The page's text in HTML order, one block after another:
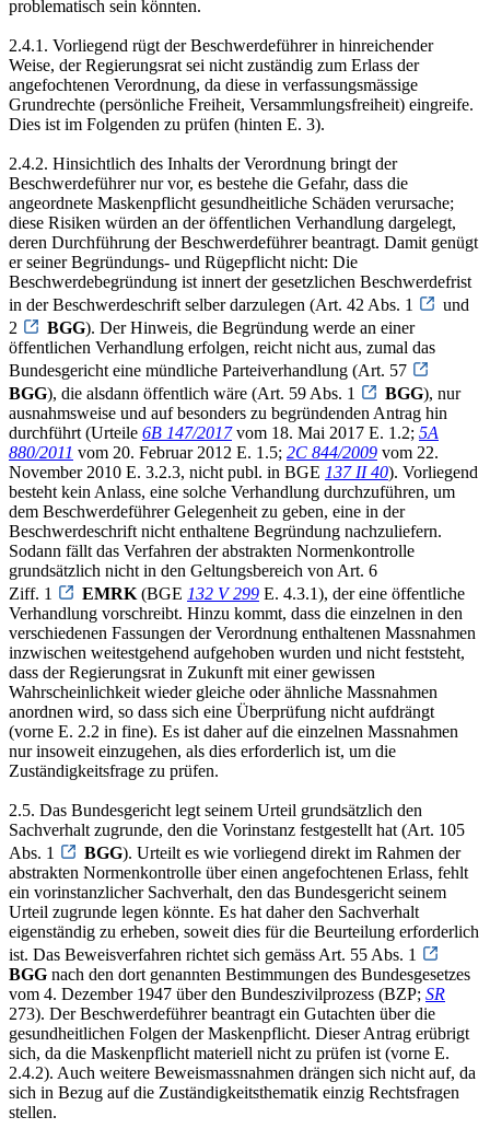
problematisch sein könnten.
2.4.1. Vorliegend rügt der Beschwerdeführer in hinreichender
Weise, der Regierungsrat sei nicht zuständig zum Erlass der
angefochtenen Verordnung, da diese in verfassungsmässige
Grundrechte (persönliche Freiheit, Versammlungsfreiheit) eingreife.
Dies ist im Folgenden zu prüfen (hinten E. 3).
2.4.2. Hinsichtlich des Inhalts der Verordnung bringt der
Beschwerdeführer nur vor, es bestehe die Gefahr, dass die
angeordnete Maskenpflicht gesundheitliche Schäden verursache;
diese Risiken würden an der öffentlichen Verhandlung dargelegt,
deren Durchführung der Beschwerdeführer beantragt. Damit genügt
er seiner Begründungs- und Rügepflicht nicht: Die
Beschwerdebegründung ist innert der gesetzlichen Beschwerdefrist
in der Beschwerdeschrift selber darzulegen (Art. 42 Abs. 1
und
2
BGG). Der Hinweis, die Begründung werde an einer
öffentlichen Verhandlung erfolgen, reicht nicht aus, zumal das
Bundesgericht eine mündliche Parteiverhandlung (Art. 57
BGG), die alsdann öffentlich wäre (Art. 59 Abs. 1 BGG), nur
ausnahmsweise und auf besonders zu begründenden Antrag hin
durchführt (Urteile 6B 147/2017vom 18. Mai 2017 E. 1.2; 5A
880/2011 vom 20. Februar 2012 E. 1.5; 2C 844/2009 vom 22.
November 2010 E. 3.2.3, nicht publ. in BGE 137 II 40). Vorliegend
besteht kein Anlass, eine solche Verhandlung durchzuführen, um
dem Beschwerdeführer Gelegenheit zu geben, eine in der
Beschwerdeschrift nicht enthaltene Begründung nachzuliefern.
Sodann fällt das Verfahren der abstrakten Normenkontrolle
grundsätzlich nicht in den Geltungsbereich von Art. 6
Ziff. 1
EMRK (BGE 132 V 299 E. 4.3.1), der eine öffentliche
Verhandlung vorschreibt. Hinzu kommt, dass die einzelnen in den
verschiedenen Fassungen der Verordnung enthaltenen Massnahmen
inzwischen weitestgehend aufgehoben wurden und nicht feststeht,
dass der Regierungsrat in Zukunft mit einer gewissen
Wahrscheinlichkeit wieder gleiche oder ähnliche Massnahmen
anordnen wird, so dass sich eine Überprüfung nicht aufdrängt
(vorne E. 2.2 in fine). Es ist daher auf die einzelnen Massnahmen
nur insoweit einzugehen, als dies erforderlich ist, um die
Zuständigkeitsfrage zu prüfen.
2.5. Das Bundesgericht legt seinem Urteil grundsätzlich den
Sachverhalt zugrunde, den die Vorinstanz festgestellt hat (Art. 105
Abs. 1
BGG). Urteilt es wie vorliegend direkt im Rahmen der
abstrakten Normenkontrolle über einen angefochtenen Erlass, fehlt
ein vorinstanzlicher Sachverhalt, den das Bundesgericht seinem
Urteil zugrunde legen könnte. Es hat daher den Sachverhalt
eigenständig zu erheben, soweit dies für die Beurteilung erforderlich
ist. Das Beweisverfahren richtet sich gemäss Art. 55 Abs. 1
BGG nach den dort genannten Bestimmungen des Bundesgesetzes
vom 4. Dezember 1947 über den Bundeszivilprozess (BZP; SR
273). Der Beschwerdeführer beantragt ein Gutachten über die
gesundheitlichen Folgen der Maskenpflicht. Dieser Antrag erübrigt
sich, da die Maskenpflicht materiell nicht zu prüfen ist (vorne E.
2.4.2). Auch weitere Beweismassnahmen drängen sich nicht auf, da
sich in Bezug auf die Zuständigkeitsthematik einzig Rechtsfragen
stellen.